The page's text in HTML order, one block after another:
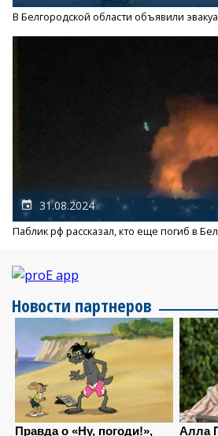
В Белгородской области объявили
31.08.2024
Паблик рф рассказал, кто еще погиб в
Новости партнеров